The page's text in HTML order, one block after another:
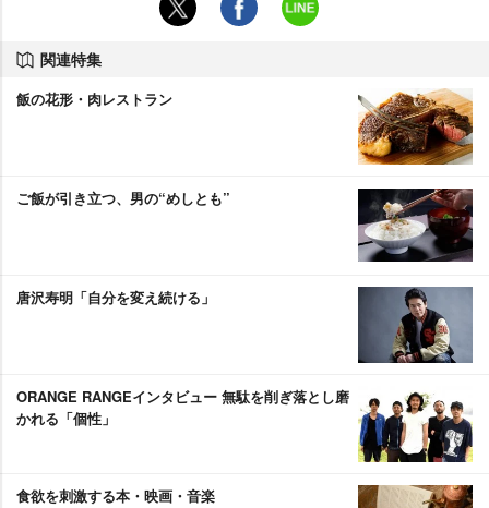
関連特集
飯の花形・肉レストラン
ご飯が引き立つ、男の“めしとも”
唐沢寿明「自分を変え続ける」
ORANGE RANGEインタビュー 無駄を削ぎ落とし磨
かれる「個性」
食欲を刺激する本・映画・音楽